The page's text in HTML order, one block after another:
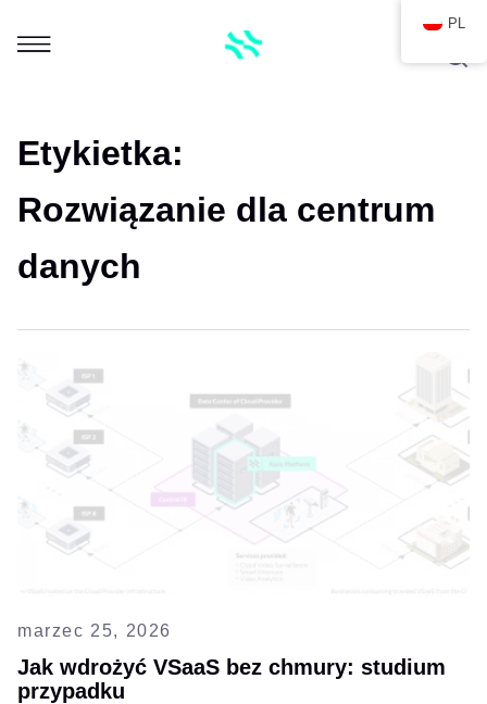
Etykietka:
Rozwiązanie dla centrum
danych
marzec 25, 2026
Jak wdrożyć VSaaS bez chmury: studium
przypadku
PL